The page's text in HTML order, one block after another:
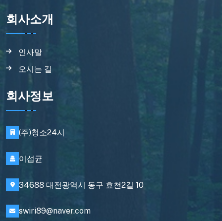
회사소개
인사말
오시는 길
회사정보
(주)청소24시
이섭균
34688 대전광역시 동구 효천2길 10
swiri89@naver.com